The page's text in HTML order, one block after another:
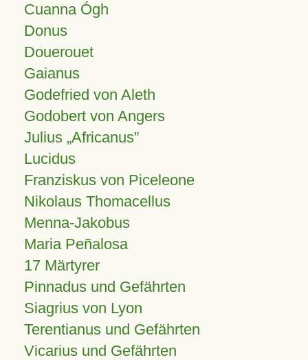
Cuanna Ógh
Donus
Douerouet
Gaianus
Godefried von Aleth
Godobert von Angers
Julius Africanus
Lucidus
Franziskus von Piceleone
Nikolaus Thomacellus
Menna-Jakobus
Maria Peñalosa
17 Märtyrer
Pinnadus und Gefährten
Siagrius von Lyon
Terentianus und Gefährten
Vicarius und Gefährten